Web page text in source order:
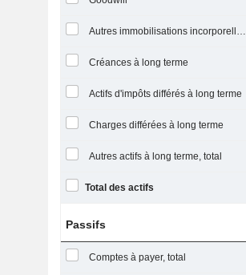
Autres immobilisations incorporelles, total
Créances à long terme
Actifs d'impôts différés à long terme
Charges différées à long terme
Autres actifs à long terme, total
Total des actifs
Passifs
Comptes à payer, total